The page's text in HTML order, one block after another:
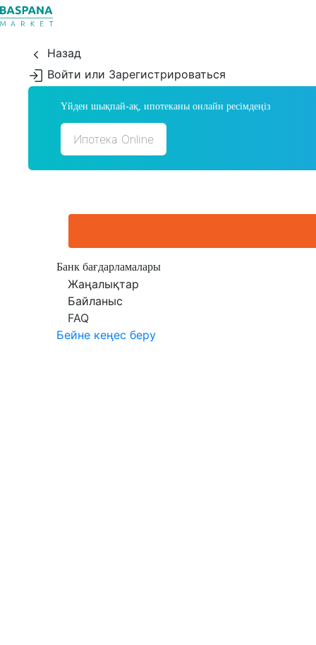
Назад
Войти или Зарегистрироваться
Үйден шықпай-ақ, ипотеканы онлайн ресімдеңіз
Ипотека Online
Банк бағдарламалары
Жаңалықтар
Байланыс
FAQ
Бейне кеңес беру